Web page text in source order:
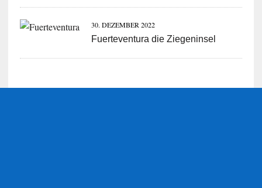
30. DEZEMBER 2022
Fuerteventura die Ziegeninsel